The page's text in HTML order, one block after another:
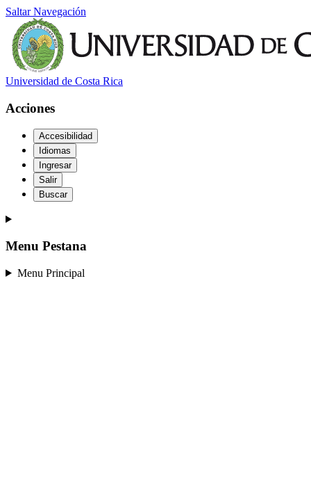
Saltar Navegación
Universidad de Costa Rica
Acciones
Accesibilidad
Idiomas
Ingresar
Salir
Buscar
Menu Pestana
Menu Principal